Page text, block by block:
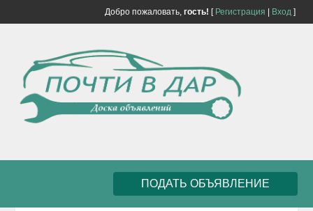
Добро пожаловать, гость! [ Регистрация Вход]
ПОДАТЬ ОБЪЯВЛЕНИЕ